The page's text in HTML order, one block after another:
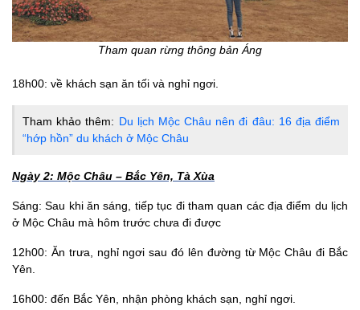
Tham quan rừng thông bản Áng
18h00: về khách sạn ăn tối và nghỉ ngơi.
Tham khảo thêm: Du lịch Mộc Châu nên đi đâu: 16 địa điểm
“hớp hồn” du khách ở Mộc Châu
Ngày 2: Mộc Châu – Bắc Yên, Tà Xùa
Sáng: Sau khi ăn sáng, tiếp tục đi tham quan các địa điểm du lịch
ở Mộc Châu mà hôm trước chưa đi được
12h00: Ăn trưa, nghỉ ngơi sau đó lên đường từ Mộc Châu đi Bắc
Yên.
16h00: đến Bắc Yên, nhận phòng khách sạn, nghỉ ngơi.